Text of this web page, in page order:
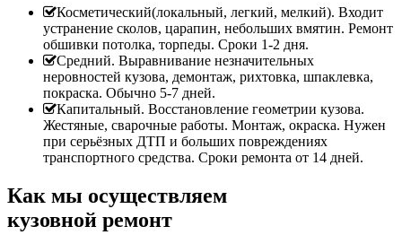
Косметический(локальный, легкий, мелкий). Входит
устранение сколов, царапин, небольших вмятин. Ремонт
обшивки потолка, торпеды. Сроки 1-2 дня.
Средний. Выравнивание незначительных
неровностей кузова, демонтаж, рихтовка, шпаклевка,
покраска. Обычно 5-7 дней.
Капитальный. Восстановление геометрии кузова.
Жестяные, сварочные работы. Монтаж, окраска. Нужен
при серьёзных ДТП и больших повреждениях
транспортного средства. Сроки ремонта от 14 дней.
Как мы осуществляем
кузовной ремонт